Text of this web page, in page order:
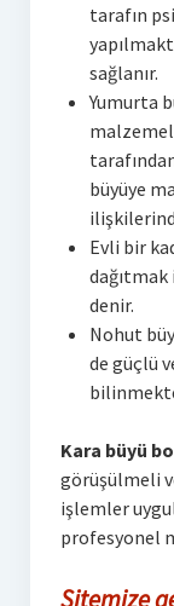
tarafın
sağlanır.
Yumurta
büyüye
Evli bir
dağıtmak
denir.
Nohut
de güçlü
Kara büyü
görüşülmeli
işlemler
profesyonel
Sitemize